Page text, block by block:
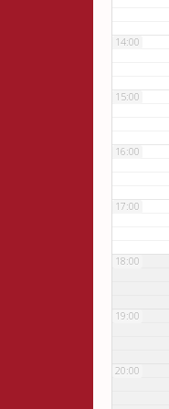
14:00
15:00
16:00
17:00
18:00
19:00
20:00